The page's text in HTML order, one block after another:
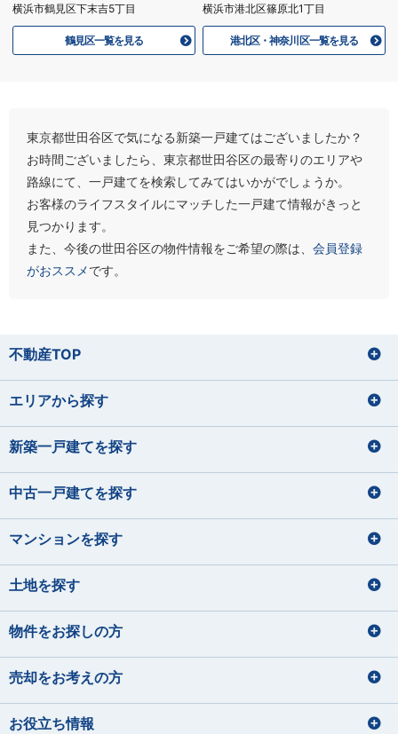
横浜市鶴見区下末吉5丁目
鶴見区一覧を見る
横浜市港北区篠原北1丁目
港北区・神奈川区一覧を見る
東京都世田谷区で気になる新築一戸建てはございましたか？
お時間ございましたら、東京都世田谷区の最寄りのエリアや
路線にて、一戸建てを検索してみてはいかがでしょうか。
お客様のライフスタイルにマッチした一戸建て情報がきっと
見つかります。
また、今後の世田谷区の物件情報をご希望の際は、 会員登録
がおススメです。
不動産TOP
エリアから探す
新築一戸建てを探す
中古一戸建てを探す
マンションを探す
土地を探す
物件をお探しの方
売却をお考えの方
お役立ち情報